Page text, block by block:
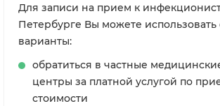
Для записи на прием к
Петербурге Вы можете
варианты:
обратиться в частные
центры за платной услугой по
стоимости